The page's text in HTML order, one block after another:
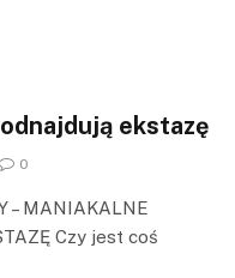
ekstazę
0
– MANIAKALNE
Czy jest coś